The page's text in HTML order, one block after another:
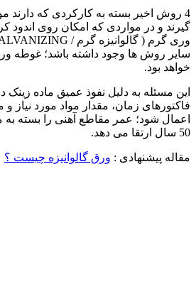
4 روش اخیر بسته به کارکردی که دارند
گیرند و در مواردی که امکان روی اندود
سایر روش ها وجود داشته باشد؛ غوطه
خواهد بود.
این مسئله به دلیل نفوذ عمیق ماده زینک
فاکتورهای زمان، مقدار مواد مورد نیاز
50 سال ارتقا می دهد.
مقاله پیشنهادی : ورق گالوانیزه چیست ؟